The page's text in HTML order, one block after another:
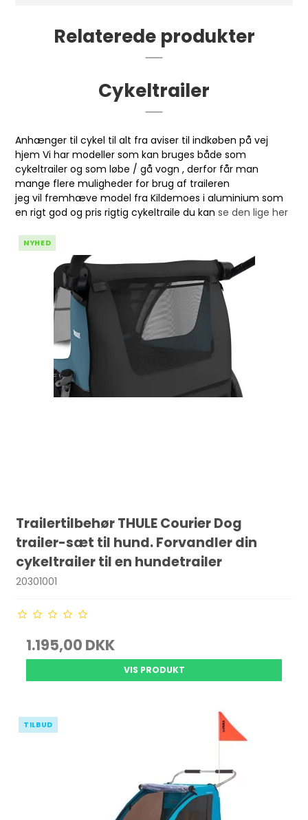
Relaterede produkter
Cykeltrailer
Anhænger til cykel til alt fra aviser til indkøben på vej
hjem Vi har modeller som kan bruges både som
cykeltrailer og som løbe / gå vogn , derfor får man
mange flere muligheder for brug af traileren
jeg vil fremhæve model fra Kildemoes i aluminium som
en rigt god og pris rigtig cykeltraile du kan se den lige her
NYHED
Trailertilbehør THULE Courier Dog
trailer-sæt til hund. Forvandler din
cykeltrailer til en hundetrailer
20301001
1.195,00 DKK
VIS PRODUKT
TILBUD